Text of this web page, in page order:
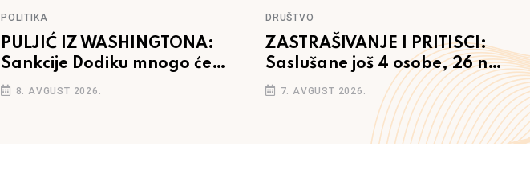
POLITIKA
PULJIĆ IZ WASHINGTONA:
Sankcije Dodiku mnogo će
ovisiti od aktivnosti bh.
8. AVGUST 2026.
DRUŠTVO
ZASTRAŠIVANJE I PRITISCI:
Saslušane još 4 osobe, 26 na
popisu
7. AVGUST 2026.